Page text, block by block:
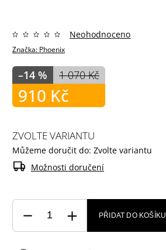
Značka: Phoenix
Neohodnoceno
1 070 Kč
–14 %
910 Kč
ZVOLTE VARIANTU
Můžeme doručit do: Zvolte variantu
Možnosti doručení
PŘIDAT DO KOŠÍKU